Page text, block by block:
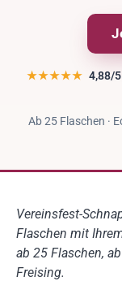
★★★★★ 4,88/
Ab 25 Flaschen ·
Vereinsfest-
Flaschen mit
ab 25 Flaschen,
Freising.